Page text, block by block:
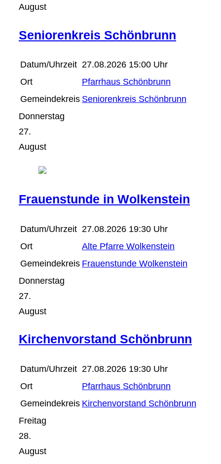
August
Seniorenkreis Schönbrunn
Datum/Uhrzeit 27.08.2026 15:00 Uhr
Ort
Pfarrhaus Schönbrunn
Gemeindekreis Seniorenkreis Schönbrunn
Donnerstag
27.
August
Frauenstunde in Wolkenstein
Datum/Uhrzeit 27.08.2026 19:30 Uhr
Ort
Alte Pfarre Wolkenstein
Gemeindekreis Frauenstunde Wolkenstein
Donnerstag
27.
August
Kirchenvorstand Schönbrunn
Datum/Uhrzeit 27.08.2026 19:30 Uhr
Ort
Pfarrhaus Schönbrunn
Gemeindekreis Kirchenvorstand Schönbrunn
Freitag
28.
August